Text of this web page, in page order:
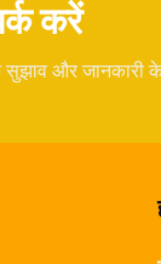
करें
सुझाव और जानकारी